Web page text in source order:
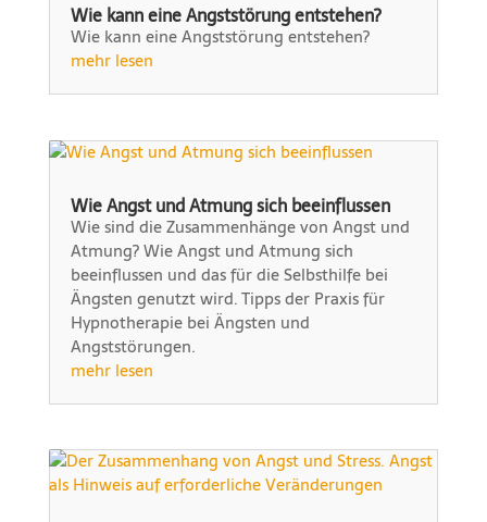
Wie kann eine Angststörung entstehen?
Wie kann eine Angststörung entstehen?
mehr lesen
Wie Angst und Atmung sich beeinflussen
Wie sind die Zusammenhänge von Angst und
Atmung? Wie Angst und Atmung sich
beeinflussen und das für die Selbsthilfe bei
Ängsten genutzt wird. Tipps der Praxis für
Hypnotherapie bei Ängsten und
Angststörungen.
mehr lesen